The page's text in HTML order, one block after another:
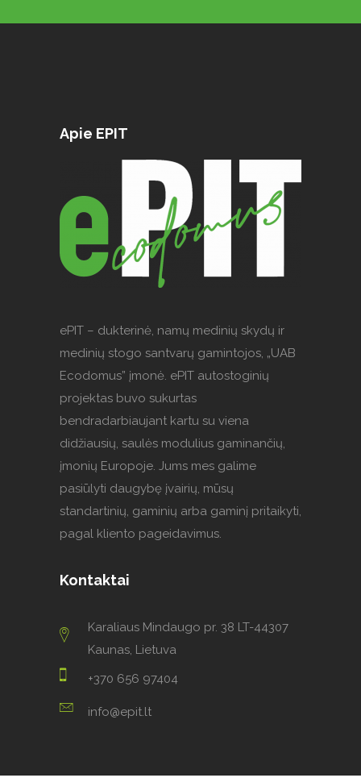
Apie EPIT
ePIT – dukterinė, namų medinių skydų ir
medinių stogo santvarų gamintojos, „UAB
Ecodomus” įmonė. ePIT autostoginių
projektas buvo sukurtas
bendradarbiaujant kartu su viena
didžiausių, saulės modulius gaminančių,
įmonių Europoje. Jums mes galime
pasiūlyti daugybę įvairių, mūsų
standartinių, gaminių arba gaminį pritaikyti,
pagal kliento pageidavimus.
Kontaktai
Karaliaus Mindaugo pr. 38 LT-44307
Kaunas, Lietuva
+370 656 97404
info@epit.lt